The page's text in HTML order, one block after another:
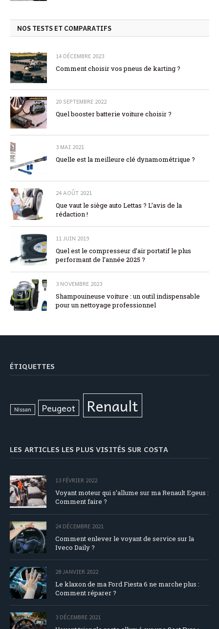
NOS TESTS ET COMPARATIFS
14 DÉCEMBRE 2023
Comment choisir vos pneus de karting ?
20 SEPTEMBRE 2022
Quel booster batterie voiture choisir ?
3 MAI 2021
Quelle est la meilleure clé dynamométrique ?
24 AOÛT 2021
Que vaut le siège auto Lettas ? L’avis de la
rédaction !
11 JUIN 2019
Quel est le compresseur d’air portatif le plus
performant de l’année 2025 ?
3 NOVEMBRE 2023
Shampouineuse voiture : un outil indispensable
pour un nettoyage professionnel
ÉTIQUETTES
Nissan Peugeot Renault
LES ARTICLES LES PLUS VISITÉS SUR COSTA
13 FÉVRIER 2022
Voyant moteur qui s’allume sur ma Renault Egeus :
Comment faire ?
24 DÉCEMBRE 2021
Comment enlever le voyant de service sur la
Iveco Daily ?
28 JANVIER 2022
Le klaxon de ma Ford Fiesta 6 ne marche plus :
Comment réparer ?
3 DÉCEMBRE 2021